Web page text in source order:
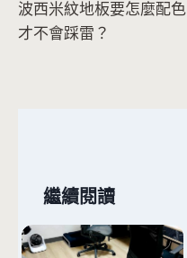
章
波西米紋地板要怎麼配色
才不會踩雷？
繼續閱讀